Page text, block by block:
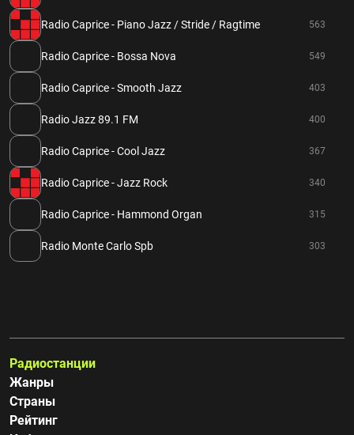
Radio Caprice - Piano Jazz / Stride / Ragtime 563
Radio Caprice - Bossa Nova 549
Radio Caprice - Smooth Jazz 403
Radio Jazz 89.1 FM 400
Radio Caprice - Cool Jazz 367
Radio Caprice - Jazz Rock 340
Radio Caprice - Hammond Organ 315
Radio Monte Carlo Spb 303
Радиостанции
Жанры
Страны
Рейтинг